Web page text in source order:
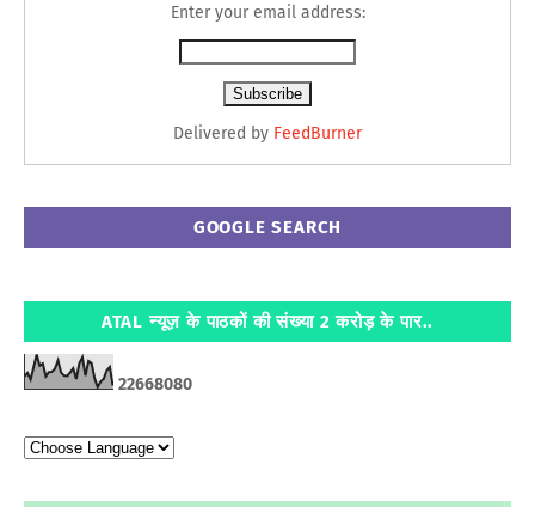
Enter your email address:
Delivered by FeedBurner
GOOGLE SEARCH
ATAL न्यूज़ के पाठकों की संख्या 2 करोड़ के पार..
22668080